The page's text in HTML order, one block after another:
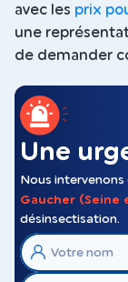
avec les prix
une
de demander
Une
Nous intervenons
Gaucher (Seine
désinsectisation.